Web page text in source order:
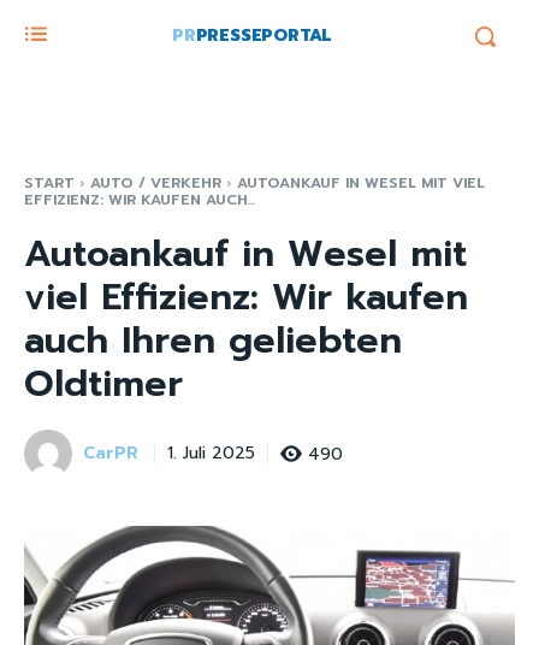
PRPRESSEPORTAL
START AUTO / VERKEHR AUTOANKAUF IN WESEL MIT VIEL
EFFIZIENZ: WIR KAUFEN AUCH...
Autoankauf in Wesel mit
viel Effizienz: Wir kaufen
auch Ihren geliebten
Oldtimer
CarPR 1. Juli 2025 490